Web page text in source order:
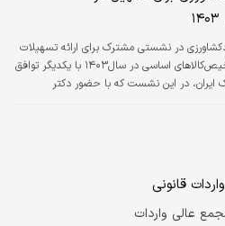
در نشستی مشترک برای ارائه تسهیلات
حداکثری و تسریع در واردات و ترخیص‌کالاهای اساسی در سال‌۱۴۰۳ با یکدیگر توافق
ایران، در این نشست که با حضور دکتر
برگزار شد، دو طرف توافق کردند تا در یک
شود.
قانونی
عالی واردات